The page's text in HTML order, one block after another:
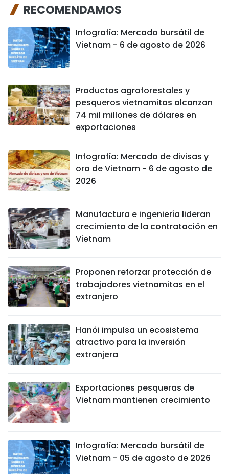
RECOMENDAMOS
Infografía: Mercado bursátil de
Vietnam - 6 de agosto de 2026
Productos agroforestales y
pesqueros vietnamitas alcanzan
74 mil millones de dólares en
exportaciones
Infografía: Mercado de divisas y
oro de Vietnam - 6 de agosto de
2026
Manufactura e ingeniería lideran
crecimiento de la contratación en
Vietnam
Proponen reforzar protección de
trabajadores vietnamitas en el
extranjero
Hanói impulsa un ecosistema
atractivo para la inversión
extranjera
Exportaciones pesqueras de
Vietnam mantienen crecimiento
Infografía: Mercado bursátil de
Vietnam - 05 de agosto de 2026